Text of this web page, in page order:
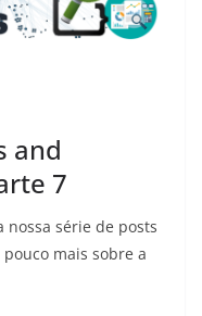
and
7
nossa série de posts
mais sobre a